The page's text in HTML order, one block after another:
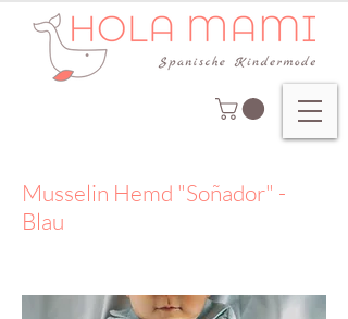
Musselin Hemd "Soñador" -
Blau